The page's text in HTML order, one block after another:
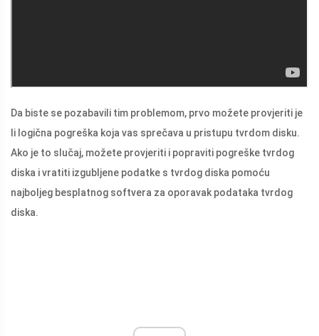
Da biste se pozabavili tim problemom, prvo možete provjeriti je
li logična pogreška koja vas sprečava u pristupu tvrdom disku.
Ako je to slučaj, možete provjeriti i popraviti pogreške tvrdog
diska i vratiti izgubljene podatke s tvrdog diska pomoću
najboljeg besplatnog softvera za oporavak podataka tvrdog
diska.